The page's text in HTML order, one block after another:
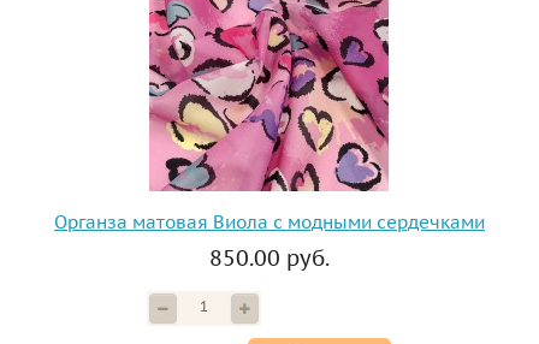
Органза матовая Виола с модными сердечками
850.00 руб.